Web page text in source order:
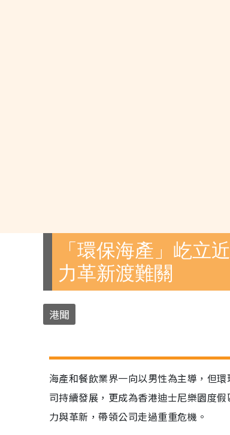
「環保海產」屹立
力革新渡難關
港聞
海產和餐飲業界一向以男性為主導，但
司持續發展，更成為香港迪士尼樂園度
力與革新，帶領公司走過重重危機。